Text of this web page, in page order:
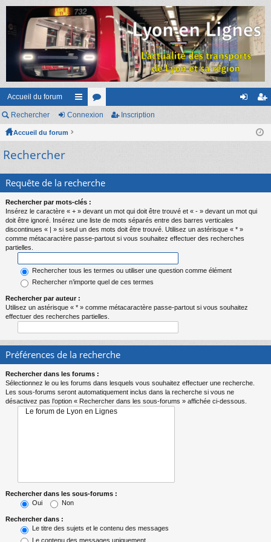
Accueil du forum
ac
s
or
cri
Rechercher Connexion Inscription
Accueil du forum
Rechercher
Requête de la recherche
Rechercher par mots-clés :
Insérez le caractère « + » devant un mot qui doit être trouvé et « - » devant un mot qui
doit être ignoré. Insérez une liste de mots séparés entre des barres verticales
discontinues « | » si seul un des mots doit être trouvé. Utilisez un astérisque « * »
comme métacaractère passe-partout si vous souhaitez effectuer des recherches
partielles.
Rechercher tous les termes ou utiliser une question comme élément
Rechercher n’importe quel de ces termes
Rechercher par auteur :
Utilisez un astérisque « * » comme métacaractère passe-partout si vous souhaitez
effectuer des recherches partielles.
Préférences de la recherche
Rechercher dans les forums :
Sélectionnez le ou les forums dans lesquels vous souhaitez effectuer une recherche.
Les sous-forums seront automatiquement inclus dans la recherche si vous ne
désactivez pas l’option « Rechercher dans les sous-forums » affichée ci-dessous.
Rechercher dans les sous-forums :
Oui
Non
Rechercher dans :
Le titre des sujets et le contenu des messages
Le contenu des messages uniquement